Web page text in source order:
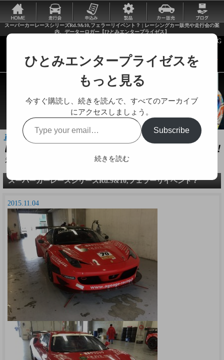
スーパーカーレースシリーズRd.9&10,フェラーリイベント？ | レーシングカー販売や走行会の案
内、データーロガー【ひとみエンタープライゼス】
走行会やレーシングカーに関する様々な情報をお届けします。
スーパーカーレースシリーズRd.9&10,フェラーリイベント？
2015.11.04
ひとみエンタープライゼスを
もっと見る
今すぐ購読し、続きを読んで、すべてのアーカイブ
にアクセスしましょう。
Type
your
email…
Subscribe
続きを読む